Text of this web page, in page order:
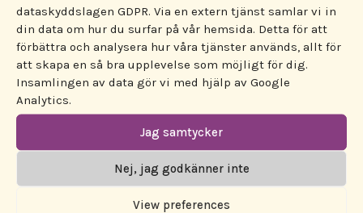
dataskyddslagen GDPR. Via en extern tjänst samlar vi in
din data om hur du surfar på vår hemsida. Detta för att
förbättra och analysera hur våra tjänster används, allt för
att skapa en så bra upplevelse som möjligt för dig.
Insamlingen av data gör vi med hjälp av Google
Analytics.
Jag samtycker
Nej, jag godkänner inte
View preferences
OM
TEATERSÄLLSKAPET
BLAND DRAKAR
OCH DRAGQUEENS:
Bland drakar och dragqueens